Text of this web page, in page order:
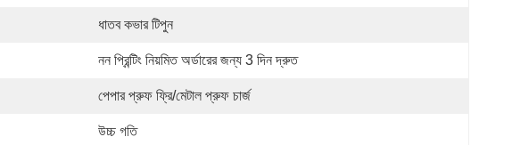
ধাতব কভার টিপুন
নন প্রিন্টিং নিয়মিত অর্ডারের জন্য 3 দিন দ্রুত
পেপার প্রুফ ফ্রি/মেটাল প্রুফ চার্জ
উচ্চ গতি